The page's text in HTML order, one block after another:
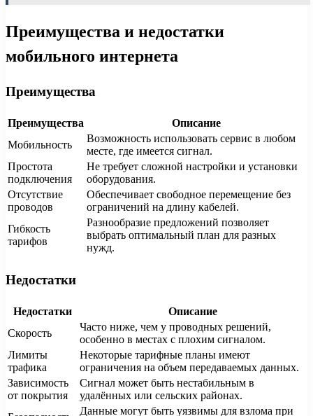
Преимущества и недостатки
мобильного интернета
Преимущества
Преимущества
Описание
Мобильность
Возможность использовать сервис в любом
месте, где имеется сигнал.
Простота
подключения
Не требует сложной настройки и установки
оборудования.
Отсутствие
проводов
Обеспечивает свободное перемещение без
ограничений на длину кабелей.
Гибкость
тарифов
Разнообразие предложений позволяет
выбрать оптимальный план для разных
нужд.
Недостатки
Недостатки
Описание
Скорость
Часто ниже, чем у проводных решений,
особенно в местах с плохим сигналом.
Лимиты
трафика
Некоторые тарифные планы имеют
ограничения на объем передаваемых данных.
Зависимость
от покрытия
Сигнал может быть нестабильным в
удалённых или сельских районах.
Данные могут быть уязвимы для взлома при